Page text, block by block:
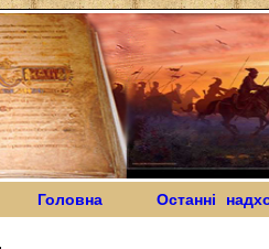
Головна Останні